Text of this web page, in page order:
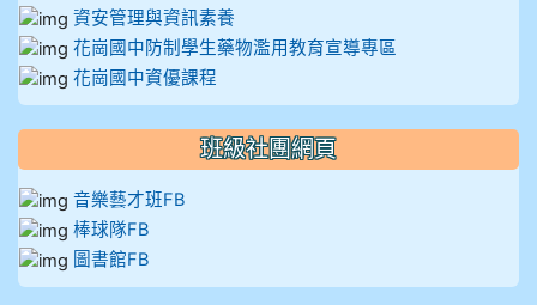
資安管理與資訊素養
花崗國中防制學生藥物濫用教育宣導專區
花崗國中資優課程
班級社團網頁
音樂藝才班FB
棒球隊FB
圖書館FB